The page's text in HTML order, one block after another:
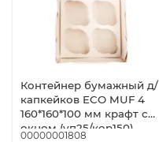
Контейнер бумажный д/
капкейков ECO MUF 4
160*160*100 мм крафт с
окном (уп25/кор150)
00000001808